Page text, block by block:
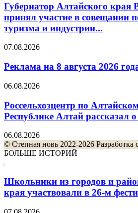
Губернатор Алтайского края
принял участие в совещании
туризма и индустрии...
07.08.2026
Реклама на 8 августа 2026
06.08.2026
Россельхозцентр по
Республике Алтай рассказал
06.08.2026
© Степная новь 2022-2026 Разработка
БОЛЬШЕ ИСТОРИЙ
Школьники из городов и
края участвовали в 26-м